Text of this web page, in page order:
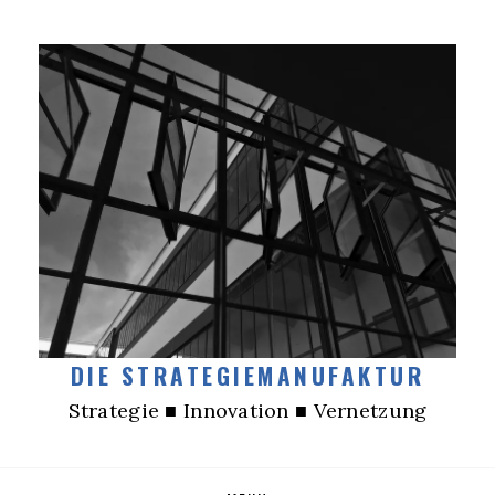
DIE STRATEGIEMANUFAKTUR
Strategie ■ Innovation ■ Vernetzung